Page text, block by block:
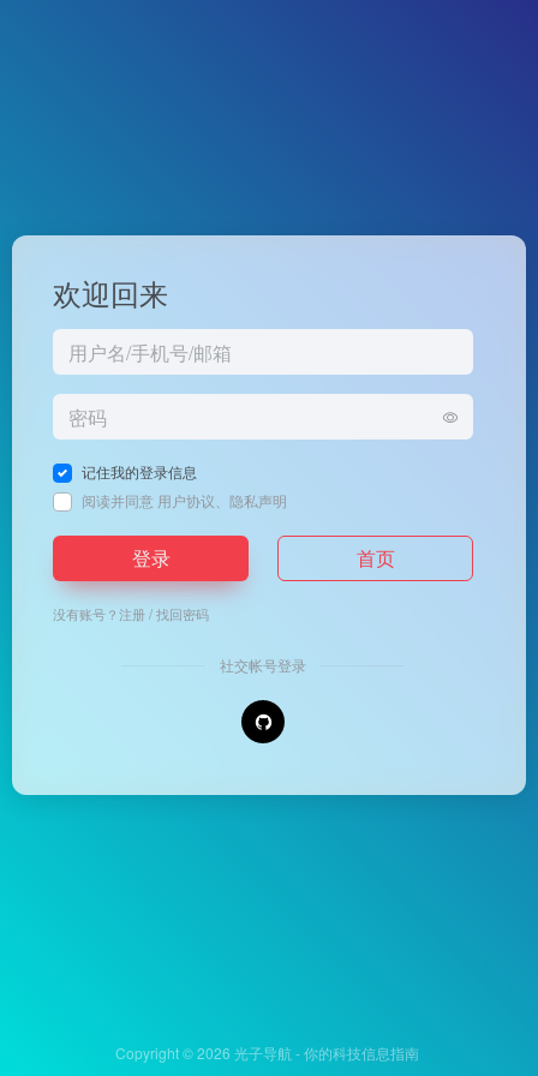
欢迎回来
记住我的登录信息
阅读并同意 用户协议 隐私声明
登录 首页
没有账号？注册/找回密码
社交帐号登录
Copyright © 2026 光子导航 - 你的科技信息指南